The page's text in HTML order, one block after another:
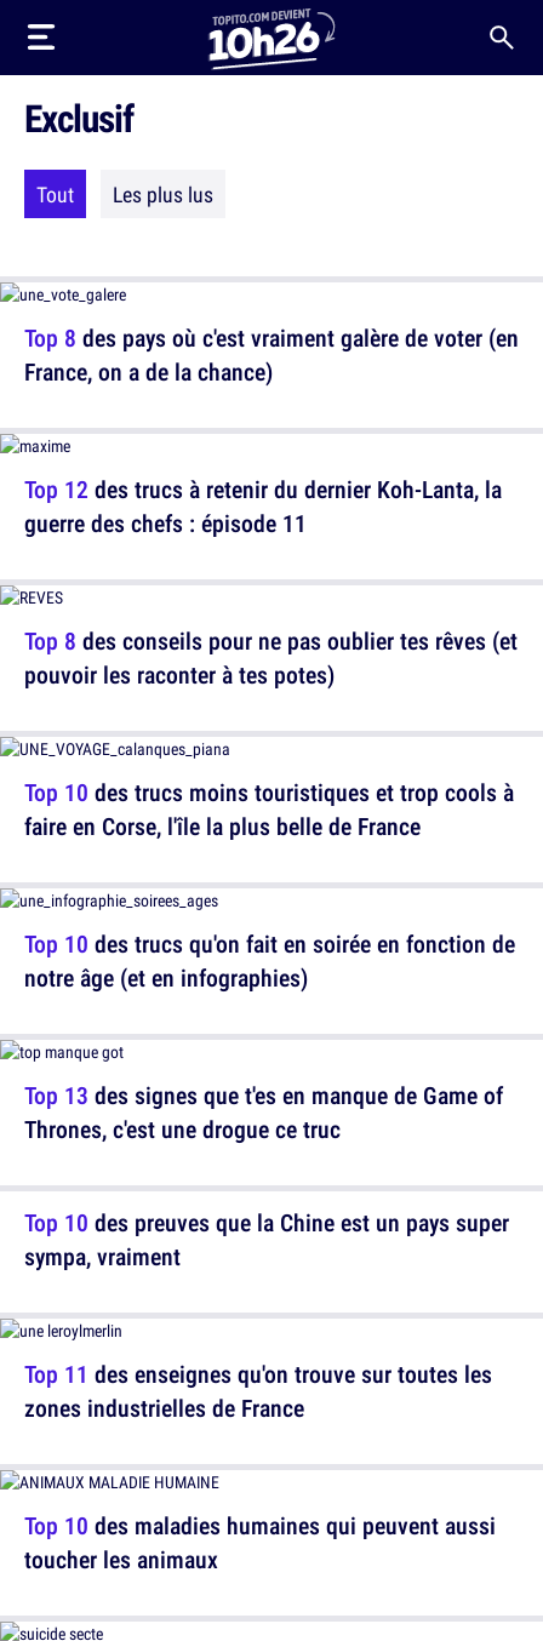
Exclusif
Tout Les plus lus
Top 8 des pays où c'est vraiment galère de voter (en
France, on a de la chance)
Top 8 des conseils pour ne pas oublier tes rêves (et
pouvoir les raconter à tes potes)
Top 10 des trucs qu'on fait en soirée en fonction de
notre âge (et en infographies)
Top 10 des preuves que la Chine est un pays super
sympa, vraiment
Top 10 des maladies humaines qui peuvent aussi
toucher les animaux
Top 12 des trucs à retenir du dernier Koh-Lanta, la
guerre des chefs : épisode 11
Top 10 des trucs moins touristiques et trop cools à
faire en Corse, l'île la plus belle de France
Top 13 des signes que t'es en manque de Game of
Thrones, c'est une drogue ce truc
Top 11 des enseignes qu'on trouve sur toutes les
zones industrielles de France